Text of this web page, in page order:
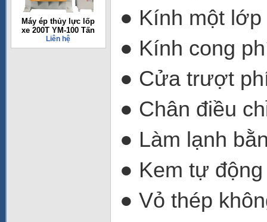
Máy ép thủy lực lốp
xe 200T YM-100 Tấn
Liên hệ
● Kính một lớp
● Kính cong
● Cửa trượt
● Chân điều
● Làm lạnh
● Kem tự động
● Vỏ thép